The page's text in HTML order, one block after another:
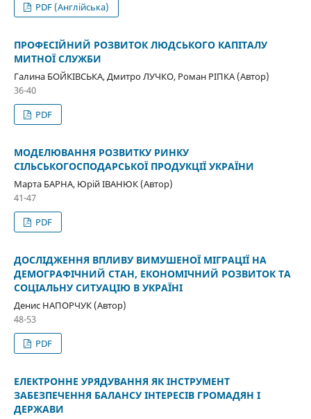
PDF (Англійська)
ПРОФЕСІЙНИЙ РОЗВИТОК ЛЮДСЬКОГО КАПІТАЛУ
МИТНОЇ СЛУЖБИ
Галина БОЙКІВСЬКА, Дмитро ЛУЧКО, Роман РІПКА (Автор)
36-40
PDF
МОДЕЛЮВАННЯ РОЗВИТКУ РИНКУ
СІЛЬСЬКОГОСПОДАРСЬКОЇ ПРОДУКЦІЇ УКРАЇНИ
Марта БАРНА, Юрій ІВАНЮК (Автор)
41-47
PDF
ДОСЛІДЖЕННЯ ВПЛИВУ ВИМУШЕНОЇ МІГРАЦІЇ НА
ДЕМОГРАФІЧНИЙ СТАН, ЕКОНОМІЧНИЙ РОЗВИТОК ТА
СОЦІАЛЬНУ СИТУАЦІЮ В УКРАЇНІ
Денис НАПОРЧУК (Автор)
48-53
PDF
ЕЛЕКТРОННЕ УРЯДУВАННЯ ЯК ІНСТРУМЕНТ
ЗАБЕЗПЕЧЕННЯ БАЛАНСУ ІНТЕРЕСІВ ГРОМАДЯН І
ДЕРЖАВИ